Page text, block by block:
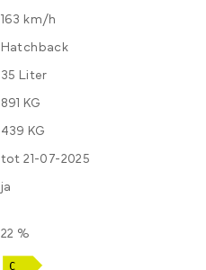
163 km/h
Hatchback
35 Liter
891 KG
439 KG
tot 21-07-2025
ja
22 %